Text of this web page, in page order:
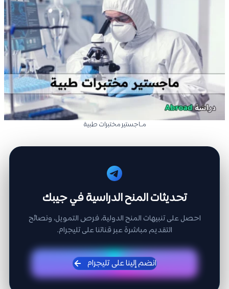
مـاجستير مختبرات طبية
تحديثات المنح الدراسية في جيبك
احصل على تنبيهات المنح الدولية، فرص التمويل، ونصائح
التقديم مباشرة عبر قناتنا على تليجرام.
انضم إلينا على تليجرام